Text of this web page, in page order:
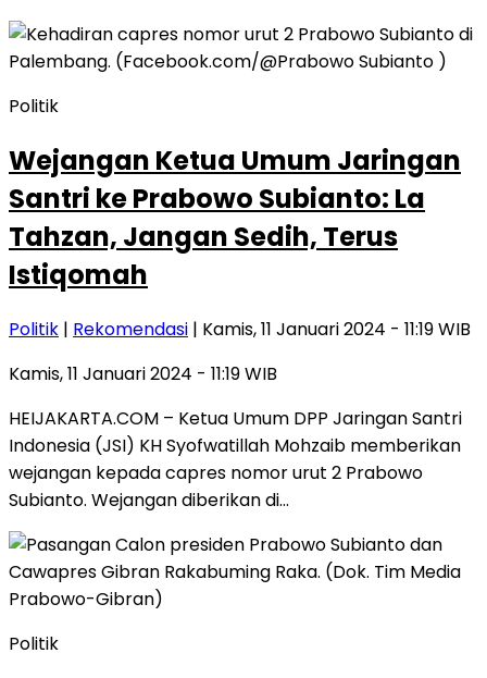
Politik
Wejangan Ketua Umum Jaringan
Santri ke Prabowo Subianto: La
Tahzan, Jangan Sedih, Terus
Istiqomah
Politik | Rekomendasi | Kamis, 11 Januari 2024 - 11:19 WIB
Kamis, 11 Januari 2024 - 11:19 WIB
HEIJAKARTA.COM – Ketua Umum DPP Jaringan Santri
Indonesia (JSI) KH Syofwatillah Mohzaib memberikan
wejangan kepada capres nomor urut 2 Prabowo
Subianto. Wejangan diberikan di…
Politik